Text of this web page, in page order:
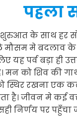
पहला
के साथ हर
मे बदलाव के
पर्व बड़ा ही
मन को शिव की
रखना एक
है। जीवन मे कई
निर्णय पर